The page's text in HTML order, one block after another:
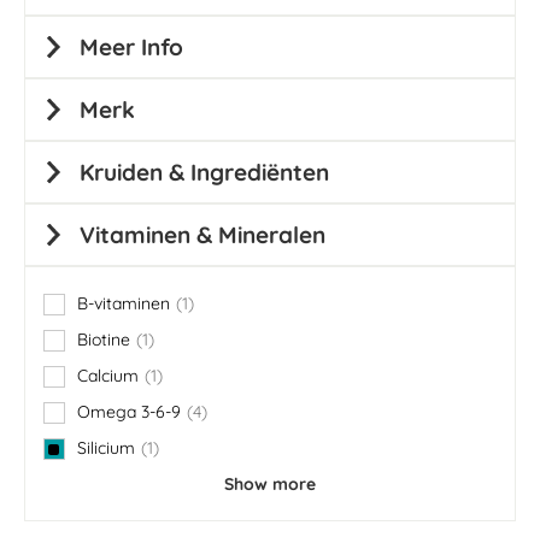
Meer Info
Merk
Kruiden & Ingrediënten
Vitaminen & Mineralen
B-vitaminen 1
item
Biotine 1
item
Calcium
1
item
Omega 3-6-9
4
items
Silicium
1
item
Show more